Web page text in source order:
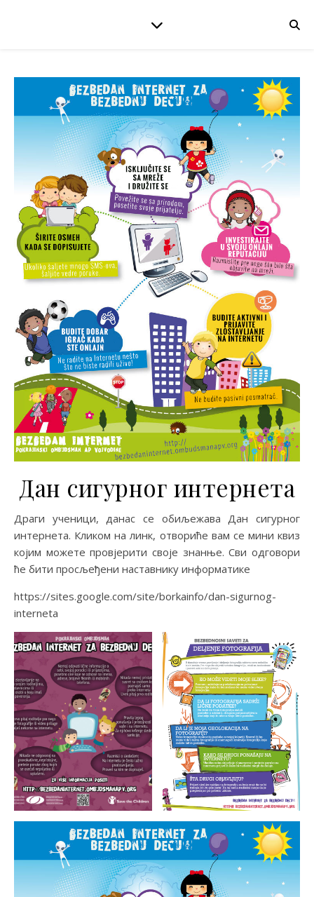
Дан сигурног интернета
Драги ученици, данас се обиљежава Дан сигурног
интернета. Кликом на линк, отвориће вам се мини квиз
којим можете провјерити своје знанње. Сви одговори
ће бити просљеђени наставнику информатике
https://sites.google.com/site/borkainfo/dan-sigurnog-
interneta